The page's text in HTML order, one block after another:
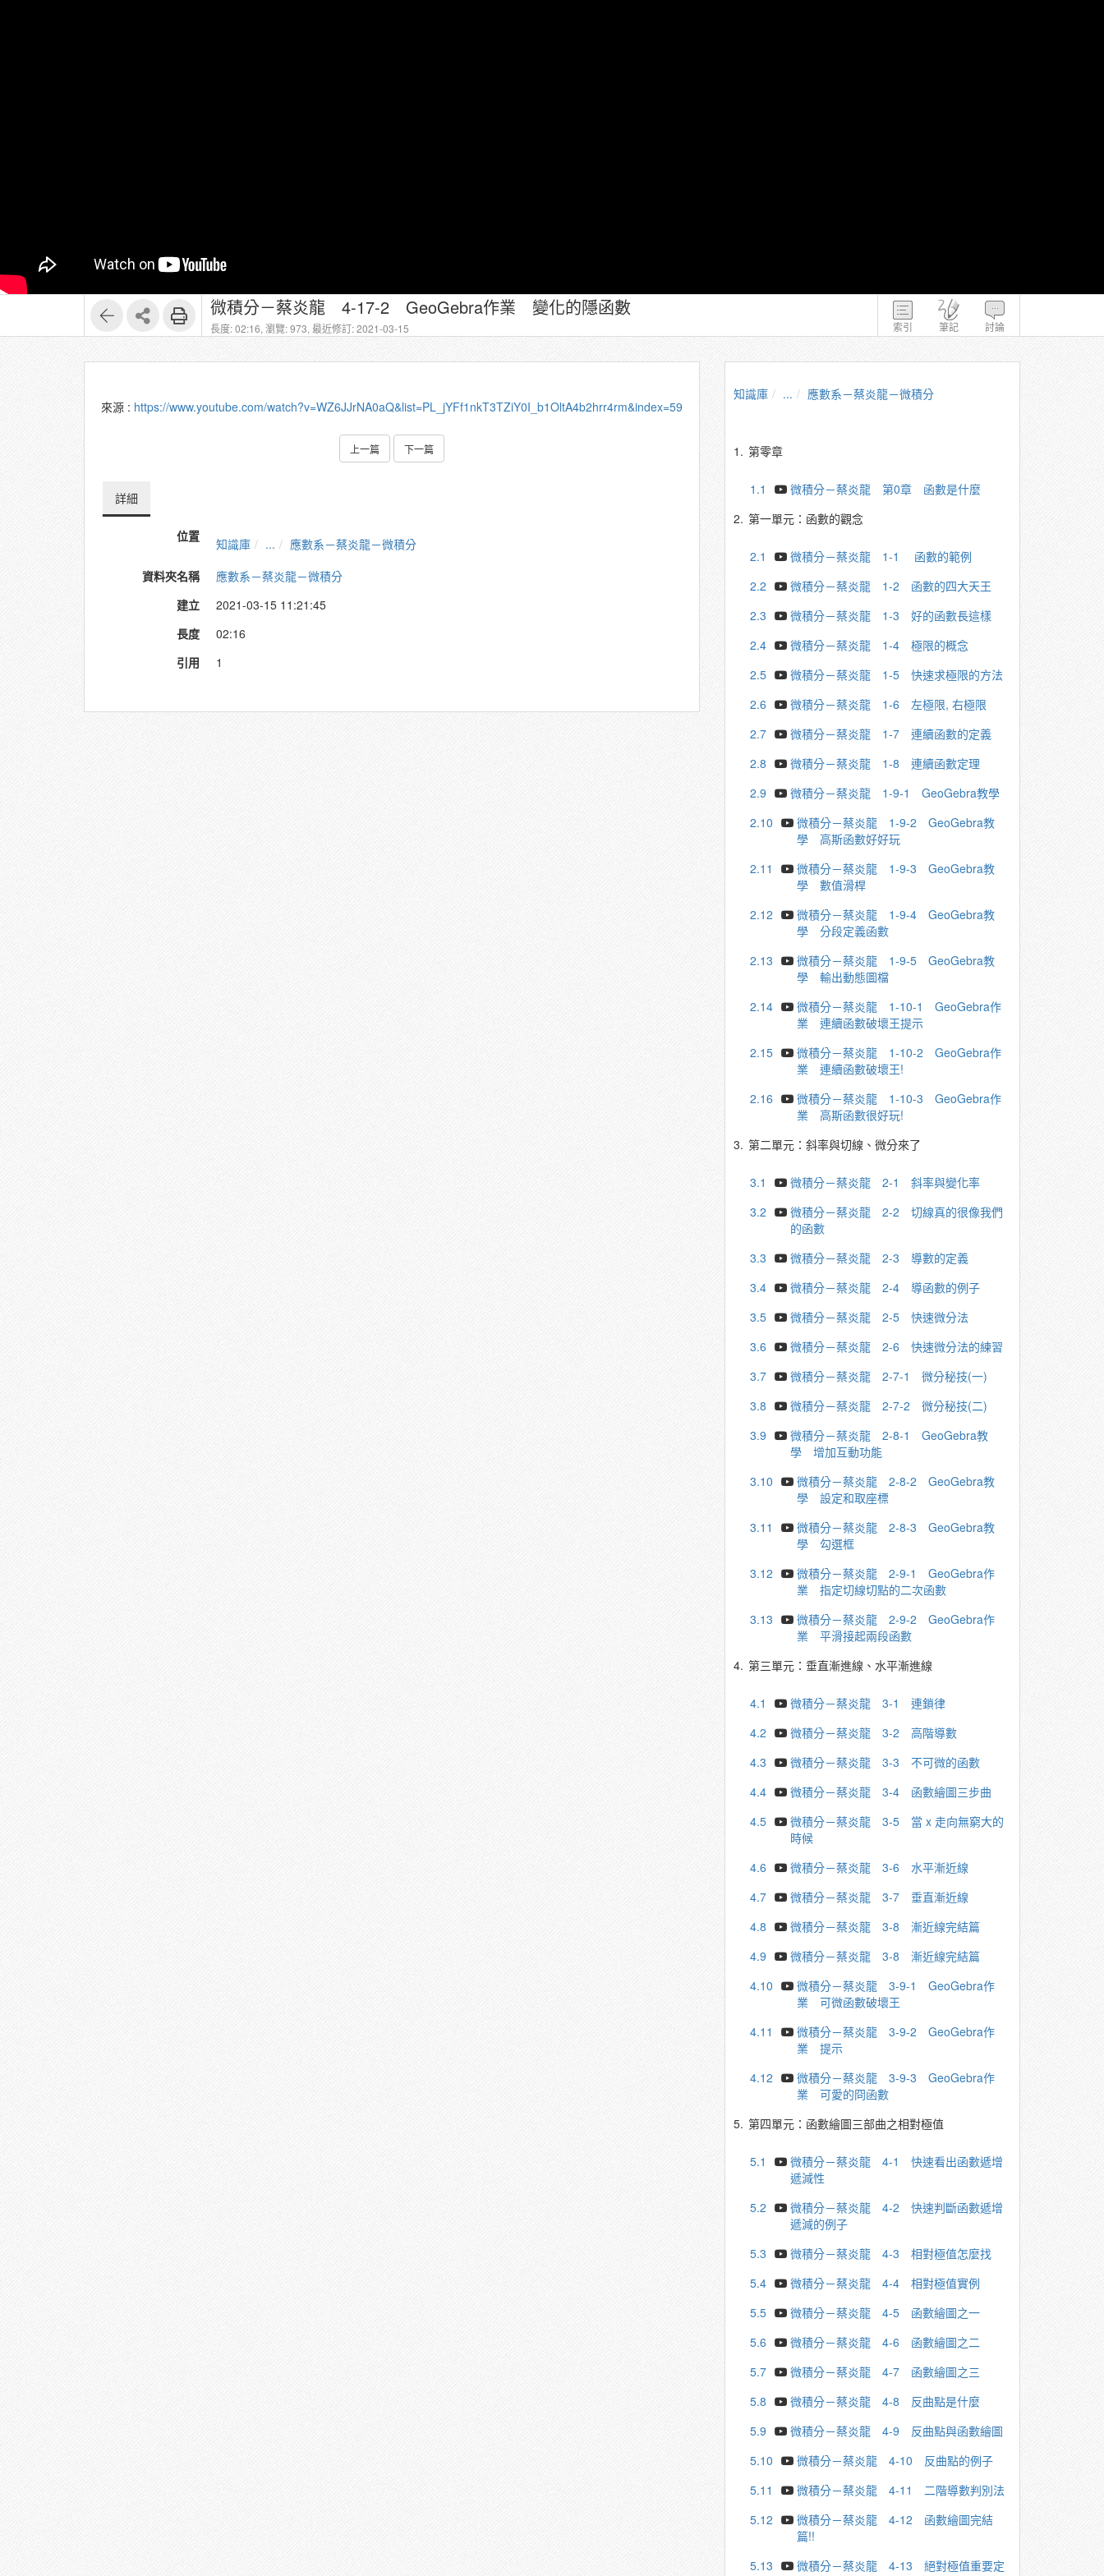
索引 筆記 討論
微積分－蔡炎龍 4-17-2 GeoGebra作業 變化的隱函數
長度: 02:16, 瀏覽: 973, 最近修訂: 2021-03-15
來源 : https://www.youtube.com/watch?v=WZ6JJrNA0aQ&list=PL_jYFf1nkT3TZiY0I_b1OltA4b2hrr4rm&index=59
上一篇 下一篇
詳細
位置 知識庫 ...
應數系－蔡炎龍－微積分
資料夾名稱
應數系－蔡炎龍－微積分
建立
2021-03-15 11:21:45
長度
02:16
引用
1
知識庫 ... 應數系－蔡炎龍－微積分
1. 第零章
1.1
微積分－蔡炎龍 第0章 函數是什麼
2. 第一單元：函數的觀念
2.1
微積分－蔡炎龍 1-1 函數的範例
2.2
微積分－蔡炎龍 1-2 函數的四大天王
2.3
微積分－蔡炎龍 1-3 好的函數長這樣
2.4
微積分－蔡炎龍 1-4 極限的概念
2.5
微積分－蔡炎龍 1-5 快速求極限的方法
2.6
微積分－蔡炎龍 1-6 左極限, 右極限
2.7
微積分－蔡炎龍 1-7 連續函數的定義
2.8
微積分－蔡炎龍 1-8 連續函數定理
2.9
微積分－蔡炎龍 1-9-1 GeoGebra教學
2.10
微積分－蔡炎龍 1-9-2 GeoGebra教
學 高斯函數好好玩
2.11
微積分－蔡炎龍 1-9-3 GeoGebra教
學 數值滑桿
2.12
微積分－蔡炎龍 1-9-4 GeoGebra教
學 分段定義函數
2.13
微積分－蔡炎龍 1-9-5 GeoGebra教
學 輸出動態圖檔
2.14
微積分－蔡炎龍 1-10-1 GeoGebra作
業 連續函數破壞王提示
2.15
微積分－蔡炎龍 1-10-2 GeoGebra作
業 連續函數破壞王!
2.16
微積分－蔡炎龍 1-10-3 GeoGebra作
業 高斯函數很好玩!
3. 第二單元：斜率與切線、微分來了
3.1
微積分－蔡炎龍 2-1 斜率與變化率
3.2
微積分－蔡炎龍 2-2 切線真的很像我們
的函數
3.3
微積分－蔡炎龍 2-3 導數的定義
3.4
微積分－蔡炎龍 2-4 導函數的例子
3.5
微積分－蔡炎龍 2-5 快速微分法
3.6
微積分－蔡炎龍 2-6 快速微分法的練習
3.7
微積分－蔡炎龍 2-7-1 微分秘技(一)
3.8
微積分－蔡炎龍 2-7-2 微分秘技(二)
3.9
微積分－蔡炎龍 2-8-1 GeoGebra教
學 增加互動功能
3.10
微積分－蔡炎龍 2-8-2 GeoGebra教
學 設定和取座標
3.11
微積分－蔡炎龍 2-8-3 GeoGebra教
學 勾選框
3.12
微積分－蔡炎龍 2-9-1 GeoGebra作
業 指定切線切點的二次函數
3.13
微積分－蔡炎龍 2-9-2 GeoGebra作
業 平滑接起兩段函數
4. 第三單元：垂直漸進線、水平漸進線
4.1
微積分－蔡炎龍 3-1 連鎖律
4.2
微積分－蔡炎龍 3-2 高階導數
4.3
微積分－蔡炎龍 3-3 不可微的函數
4.4
微積分－蔡炎龍 3-4 函數繪圖三步曲
4.5
微積分－蔡炎龍 3-5 當 x 走向無窮大的
時候
4.6
微積分－蔡炎龍 3-6 水平漸近線
4.7
微積分－蔡炎龍 3-7 垂直漸近線
4.8
微積分－蔡炎龍 3-8 漸近線完結篇
4.9
微積分－蔡炎龍 3-8 漸近線完結篇
4.10
微積分－蔡炎龍 3-9-1 GeoGebra作
業 可微函數破壞王
4.11
微積分－蔡炎龍 3-9-2 GeoGebra作
業 提示
4.12
微積分－蔡炎龍 3-9-3 GeoGebra作
業 可愛的冏函數
5. 第四單元：函數繪圖三部曲之相對極值
5.1
微積分－蔡炎龍 4-1 快速看出函數遞增
遞減性
5.2
微積分－蔡炎龍 4-2 快速判斷函數遞增
遞減的例子
5.3
微積分－蔡炎龍 4-3 相對極值怎麼找
5.4
微積分－蔡炎龍 4-4 相對極值實例
5.5
微積分－蔡炎龍 4-5 函數繪圖之一
5.6
微積分－蔡炎龍 4-6 函數繪圖之二
5.7
微積分－蔡炎龍 4-7 函數繪圖之三
5.8
微積分－蔡炎龍 4-8 反曲點是什麼
5.9
微積分－蔡炎龍 4-9 反曲點與函數繪圖
5.10
微積分－蔡炎龍 4-10 反曲點的例子
5.11
微積分－蔡炎龍 4-11 二階導數判別法
5.12
微積分－蔡炎龍 4-12 函數繪圖完結
篇!!
5.13
微積分－蔡炎龍 4-13 絕對極值重要定